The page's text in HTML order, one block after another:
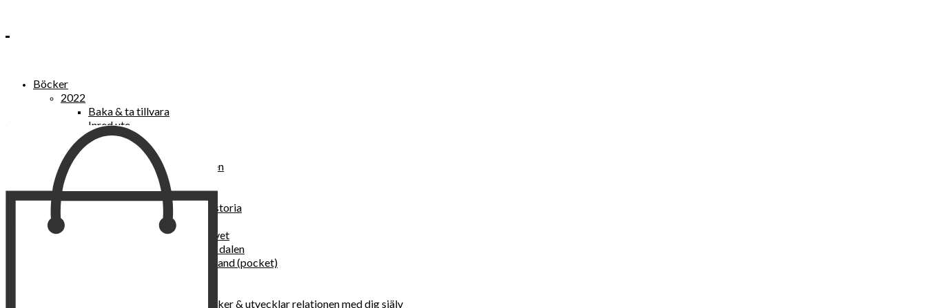
Böcker
2022
Baka & ta tillvara
Inred ute
Power Women
2021
Kvinnan som lekte med elden
“Vi vill nytt, vi begär plats”
Sånger vid avgrunden
Vattenvarelser : en kulturhistoria
Sannas fastebok
Happy skin : ung hud hela livet
Det lilla pensionatet i gröna dalen
I trygghetsnarkomanernas land (pocket)
Self Love – hur du läker, stärker & utvecklar relationen med dig själv